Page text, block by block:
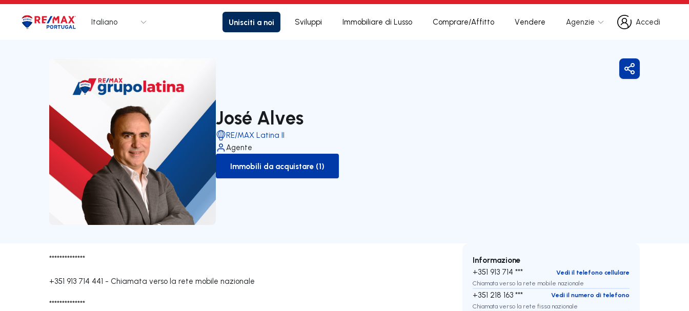
Logo Vai alla homepage
Italiano Unisciti a noi Sviluppi Immobiliare di Lusso Comprare/Affitto Vendere Agenzie
Accedi
Accedi
José Alves
RE/MAX Latina II
Agente
to-buy-listing
Immobili da acquistare (1)
Condividi
**************
+351 913 714 441 - Chiamata verso la rete mobile nazionale
**************
Informazione
+351 913 714 ***
Vedi il telefono cellulare
Chiamata verso la rete mobile nazionale
+351 218 163 ***
Vedi il numero di telefono
Chiamata verso la rete fissa nazionale